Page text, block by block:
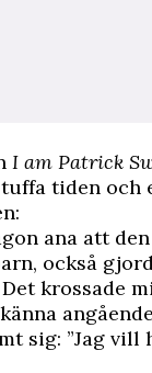
I am Patrick
tiden och
ana att
också
krossade
sig: ”Jag vill